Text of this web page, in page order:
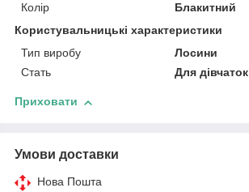
Колір
Блакитний
Користувальницькі характеристики
Тип виробу
Лосини
Стать
Для дівчаток
Приховати
Умови доставки
Нова Пошта